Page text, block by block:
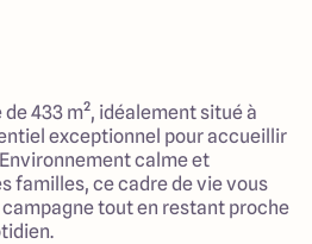
433 m², idéalement situé à
exceptionnel pour accueillir
calme et
familles, ce cadre de vie vous
tout en restant proche